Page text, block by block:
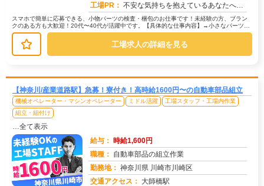
工場PR： 不安な気持ちを抱えているあなたへ。株式会社京栄センターでは、未経験の方でも安心してスタートできる環境を整えています...
スマホで簡単に応募できる、小物パーツの検査・梱包のお仕事です！未経験の方、ブラン
クのある方も大歓迎！20代〜40代が活躍中です。【具体的な仕事内容】→小さなパーツを
目で見てチェックします。→不良...
工場求人の詳細を見る
【神奈川/産業道路駅】急募！寮付き！高時給1600円〜の自動車部品組立
機械オペレーター・マシンオペレーター ミドル活躍
工場スタッフ・工場内作業
組立・組付け
…全て表示
給与： 時給1,600円
職種： 自動車部品の組立作業
勤務地： 神奈川県 川崎市川崎区
交通アクセス： 大師橋駅